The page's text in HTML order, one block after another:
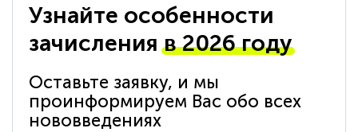
Узнайте особенности
зачисленияв 2026 году
Оставьте заявку, и мы
проинформируем Вас обо всех
нововведениях